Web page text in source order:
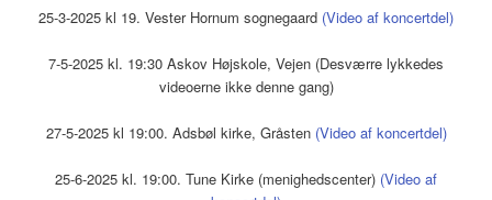
25-3-2025 kl 19. Vester Hornum sognegaard (Video af koncertdel)
7-5-2025 kl. 19:30 Askov Højskole, Vejen (Desværre lykkedes
videoerne ikke denne gang)
27-5-2025 kl 19:00. Adsbøl kirke, Gråsten (Video af koncertdel)
25-6-2025 kl. 19:00. Tune Kirke (menighedscenter) (Video af